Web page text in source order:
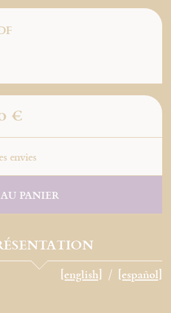
€
envies
PANIER
[english] [español]